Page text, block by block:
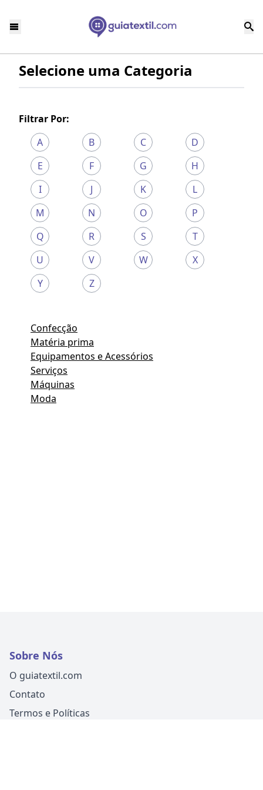
Selecione uma Categoria
Filtrar Por:
A
B C
D
E
F G
H
I
J K
L
M
N O
P
Q
R S
T
U
V W
X
Y
Z
Confecção
Matéria prima
Equipamentos e Acessórios
Serviços
Máquinas
Moda
Sobre Nós
O guiatextil.com
Contato
Termos e Políticas